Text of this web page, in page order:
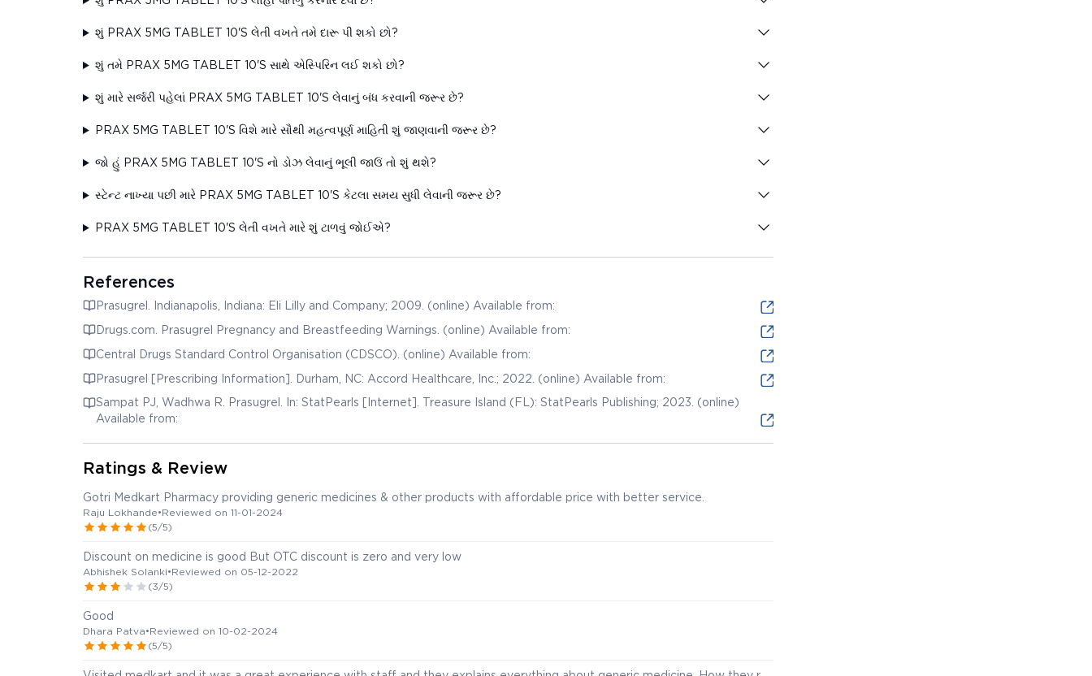
શું PRAX 5MG TABLET 10'S લેતી વખતે તમે દારૂ પી શકો છો?
શું તમે PRAX 5MG TABLET 10'S સાથે એસ્પિરિન લઈ શકો છો?
શું મારે સર્જરી પહેલાં PRAX 5MG TABLET 10'S લેવાનું બંધ કરવાની જરૂર છે?
PRAX 5MG TABLET 10'S વિશે મારે સૌથી મહત્વપૂર્ણ માહિતી શું જાણવાની જરૂર છે?
જો હું PRAX 5MG TABLET 10'S નો ડોઝ લેવાનું ભૂલી જાઉં તો શું થશે?
સ્ટેન્ટ નાખ્યા પછી મારે PRAX 5MG TABLET 10'S કેટલા સમય સુધી લેવાની જરૂર છે?
PRAX 5MG TABLET 10'S લેતી વખતે મારે શું ટાળવું જોઈએ?
References
Prasugrel. Indianapolis, Indiana: Eli Lilly and Company; 2009. (online) Available from:
Drugs.com. Prasugrel Pregnancy and Breastfeeding Warnings. (online) Available from:
Central Drugs Standard Control Organisation (CDSCO). (online) Available from:
Prasugrel [Prescribing Information]. Durham, NC: Accord Healthcare, Inc.; 2022. (online) Available from:
Sampat PJ, Wadhwa R. Prasugrel. In: StatPearls [Internet]. Treasure Island (FL): StatPearls Publishing; 2023. (online)
Available from:
Ratings & Review
Gotri Medkart Pharmacy providing generic medicines & other products with affordable price with better service.
Raju Lokhande•Reviewed on 11-01-2024
(5/5)
Discount on medicine is good But OTC discount is zero and very low
Abhishek Solanki•Reviewed on 05-12-2022
(3/5)
Good
Dhara Patva•Reviewed on 10-02-2024
(5/5)